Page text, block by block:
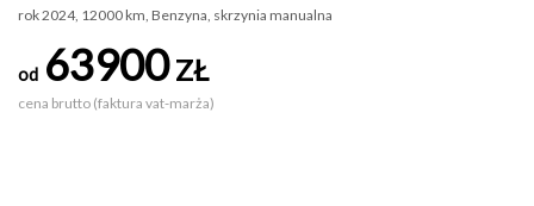
rok 2024, 12000 km, Benzyna, skrzynia manualna
od 63900ZŁ
cena brutto (faktura vat-marża)